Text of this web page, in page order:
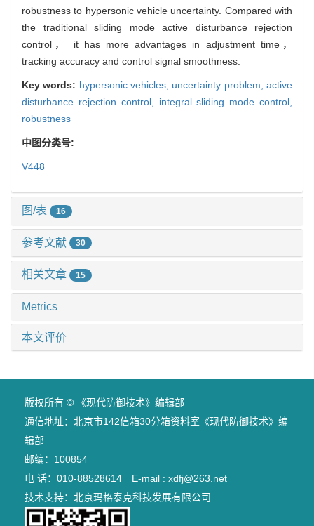
robustness to hypersonic vehicle uncertainty. Compared with
the traditional sliding mode active disturbance rejection
control， it has more advantages in adjustment time，
tracking accuracy and control signal smoothness.
Key words: hypersonic vehicles, uncertainty problem,active
disturbance rejection control, integral sliding mode control,
robustness
中图分类号:
V448
图/表 16
参考文献 30
相关文章 15
Metrics
本文评价
版权所有 © 《现代防御技术》编辑部
通信地址：北京市142信箱30分箱资料室《现代防御技术》编
辑部
邮编：100854
电 话：010-88528614 E-mail : xdfj@263.net
技术支持： 北京玛格泰克科技发展有限公司